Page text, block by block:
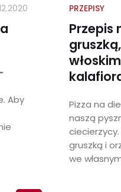
Aby
PRZEPISY
Przepis
Pizza na
naszą
gruszką i
we